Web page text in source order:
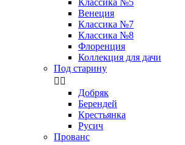
Классика №5
Венеция
Классика №7
Классика №8
Флоренция
Коллекция для дачи
Под старину
 
Добряк
Берендей
Крестьянка
Русич
Прованс